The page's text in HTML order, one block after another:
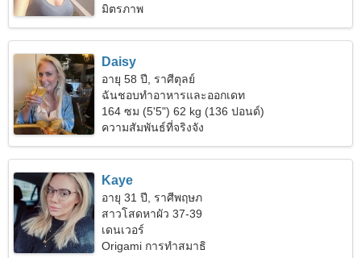
มิตรภาพ
Daisy
อายุ 58 ปี, ราศีตุลย์
ฉันชอบทำอาหารและออกเดท
164 ซม (5'5") 62 kg (136 ปอนด์)
ความสัมพันธ์ที่จริงจัง
Kaye
อายุ 31 ปี, ราศีพฤษภ
สาวโสดหาผัว 37-39
เดนเวอร์
Origami การทำสมาธิ